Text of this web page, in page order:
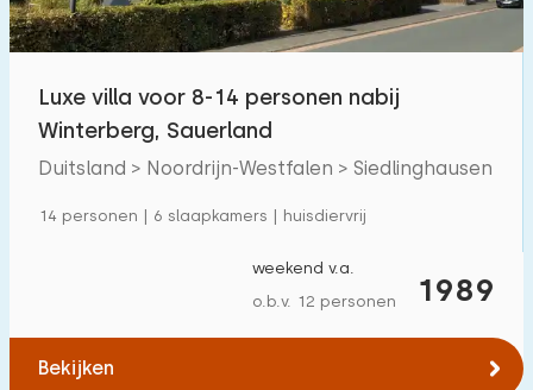
Luxe villa voor 8-14 personen nabij
Winterberg, Sauerland
Duitsland > Noordrijn-Westfalen > Siedlinghausen
14 personen | 6 slaapkamers | huisdiervrij
1989
weekend v.a.
o.b.v. 12 personen
Bekijken